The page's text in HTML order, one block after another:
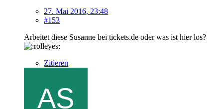
27. Mai 2016, 23:48
#153
Arbeitet diese Susanne bei tickets.de oder was ist hier los?
Zitieren